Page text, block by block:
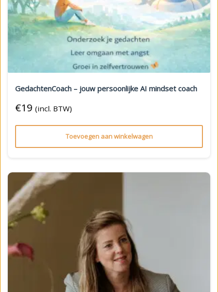
GedachtenCoach – jouw persoonlijke AI mindset coach
€19 (incl. BTW)
Toevoegen aan winkelwagen